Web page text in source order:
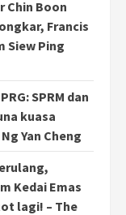
Chin Boon
Francis
Siew Ping
SPRM dan
kuasa
Yan Cheng
Kedai Emas
lagi! – The